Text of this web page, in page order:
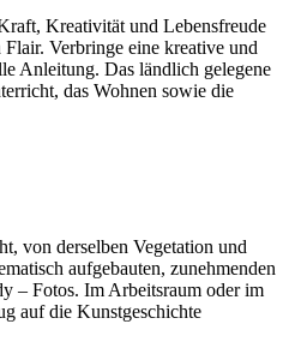
Kreativität und Lebensfreude
Verbringe eine kreative und
Anleitung. Das ländlich gelegene
das Wohnen sowie die
von derselben Vegetation und
aufgebauten, zunehmenden
– Fotos. Im Arbeitsraum oder im
auf die Kunstgeschichte